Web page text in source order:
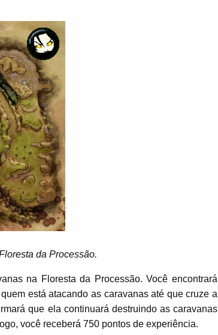
da Processão.
na Floresta da Processão. Você encontrará
está atacando as caravanas até que cruze a
que ela continuará destruindo as caravanas
você receberá 750 pontos de experiência.